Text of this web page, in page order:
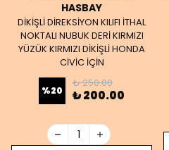
HASBAY
DİKİŞLİ DİREKSİYON KILIFI İTHAL
NOKTALI NUBUK DERİ KIRMIZI
YÜZÜK KIRMIZI DİKİŞLİ HONDA
CİVİC İÇİN
%20
₺ 250.00
₺ 200.00